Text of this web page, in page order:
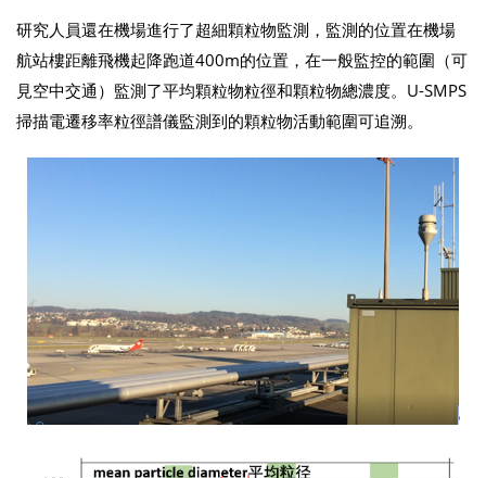
研究人員還在機場進行了超細顆粒物監測，監測的位置在機場
航站樓距離飛機起降跑道400m的位置，在一般監控的範圍（可
見空中交通）監測了平均顆粒物粒徑和顆粒物總濃度。U-SMPS
掃描電遷移率粒徑譜儀監測到的顆粒物活動範圍可追溯。